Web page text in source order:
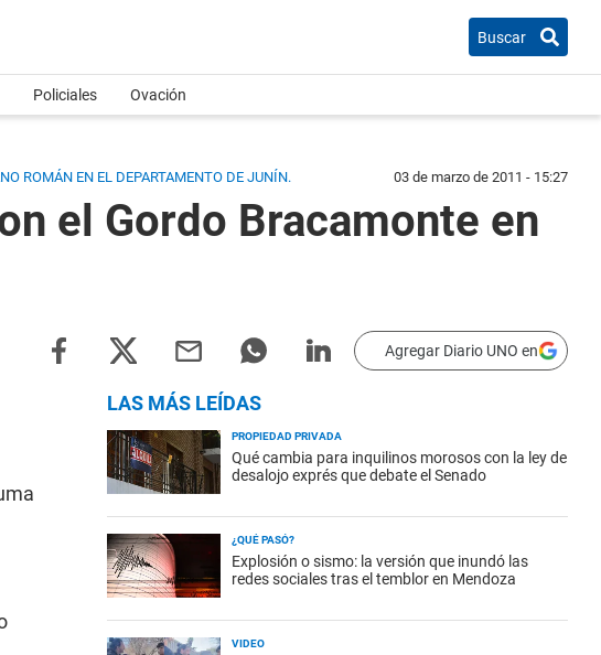
Buscar
Policiales Ovación
ROMÁN EN EL DEPARTAMENTO DE JUNÍN. 03 de marzo de 2011 - 15:27
el Gordo Bracamonte en
Agregar Diario UNO en
LAS MÁS LEÍDAS
PROPIEDAD PRIVADA
Qué cambia para inquilinos morosos con la ley de
desalojo exprés que debate el Senado
¿QUÉ PASÓ?
Explosión o sismo: la versión que inundó las
redes sociales tras el temblor en Mendoza
VIDEO